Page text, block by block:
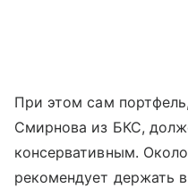
При этом сам
Смирнова из БКС,
консервативным.
рекомендует держать